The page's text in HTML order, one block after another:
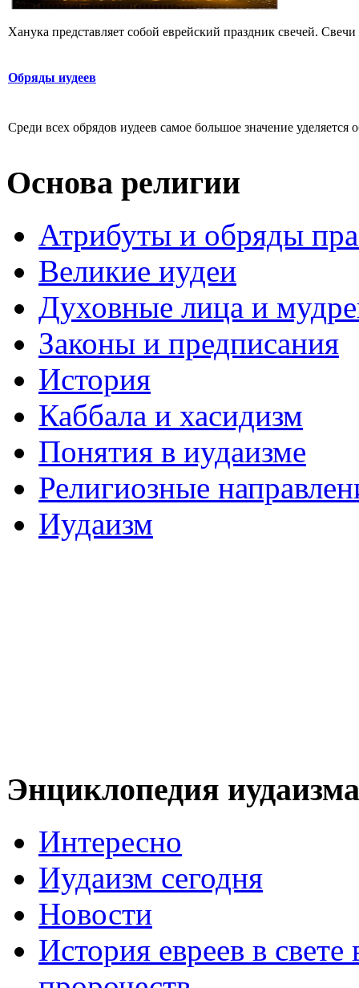
Ханука представляет собой еврейский праздник свечей.
Обряды иудеев
Среди всех обрядов иудеев самое большое значение
Основа религии
Атрибуты и обряды
Великие иудеи
Духовные лица и
Законы и предписания
История
Каббала и хасидизм
Понятия в иудаизме
Религиозные
Иудаизм
Энциклопедия иудаизма
Интересно
Иудаизм сегодня
Новости
История евреев в